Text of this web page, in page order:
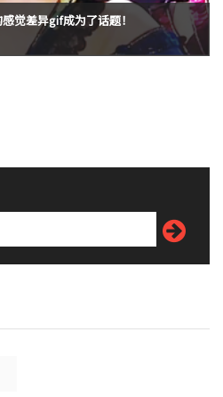
觉差异gif成为了话题！